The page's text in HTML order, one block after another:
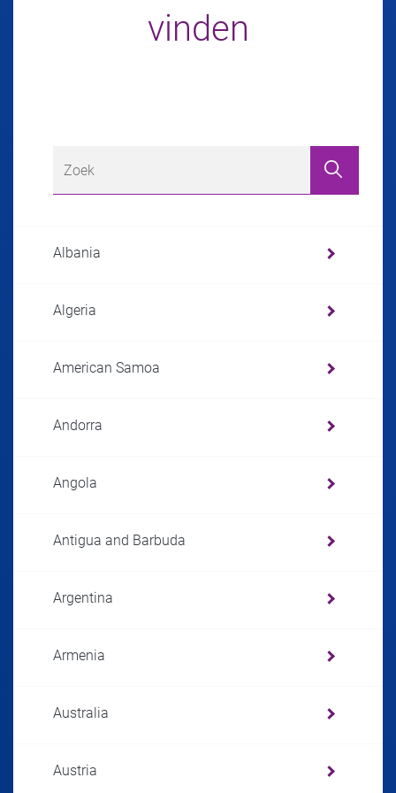
vinden
Albania
Algeria
American Samoa
Andorra
Angola
Antigua and Barbuda
Argentina
Armenia
Australia
Austria